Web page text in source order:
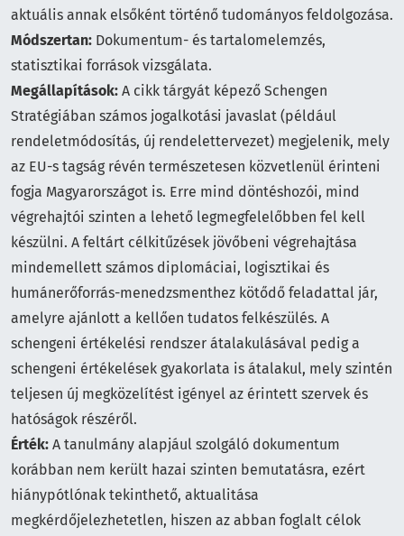
aktuális annak elsőként történő tudományos feldolgozása.
Módszertan: Dokumentum- és tartalomelemzés,
statisztikai források vizsgálata.
Megállapítások: A cikk tárgyát képező Schengen
Stratégiában számos jogalkotási javaslat (például
rendeletmódosítás, új rendelettervezet) megjelenik, mely
az EU-s tagság révén természetesen közvetlenül érinteni
fogja Magyarországot is. Erre mind döntéshozói, mind
végrehajtói szinten a lehető legmegfelelőbben fel kell
készülni. A feltárt célkitűzések jövőbeni végrehajtása
mindemellett számos diplomáciai, logisztikai és
humánerőforrás-menedzsmenthez kötődő feladattal jár,
amelyre ajánlott a kellően tudatos felkészülés. A
schengeni értékelési rendszer átalakulásával pedig a
schengeni értékelések gyakorlata is átalakul, mely szintén
teljesen új megközelítést igényel az érintett szervek és
hatóságok részéről.
Érték: A tanulmány alapjául szolgáló dokumentum
korábban nem került hazai szinten bemutatásra, ezért
hiánypótlónak tekinthető, aktualitása
megkérdőjelezhetetlen, hiszen az abban foglalt célok